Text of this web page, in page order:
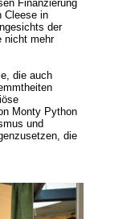
Finanzierung
Cleese in
der
nicht mehr
die auch
Monty Python
und
die